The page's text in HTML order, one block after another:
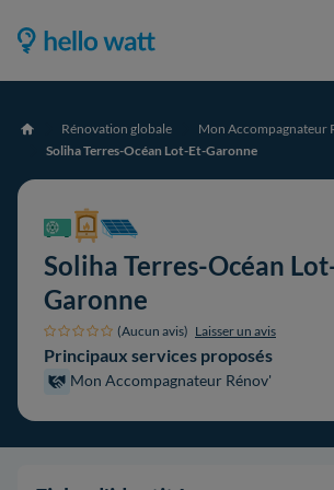
Accueil Rénovation globale Mon Accompagnateur
Soliha Terres-Océan Lot-Et-Garonne
Soliha Terres-Océan
Garonne
(Aucun avis) Laisser un avis
Principaux services proposés
Mon Accompagnateur Rénov'